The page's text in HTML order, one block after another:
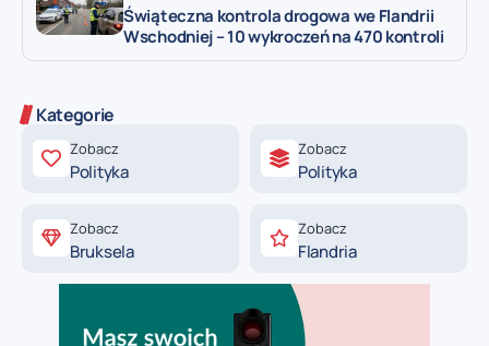
Świąteczna kontrola drogowa we Flandrii
Wschodniej – 10 wykroczeń na 470 kontroli
Kategorie
Zobacz
Polityka
Zobacz
Polityka
Zobacz
Bruksela
Zobacz
Flandria